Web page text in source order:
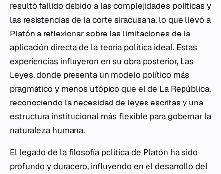
resultó fallido debido a las complejidades políticas y
las resistencias de la corte siracusana, lo que llevó a
Platón a reflexionar sobre las limitaciones de la
aplicación directa de la teoría política ideal. Estas
experiencias influyeron en su obra posterior, Las
Leyes, donde presenta un modelo político más
pragmático y menos utópico que el de La República,
reconociendo la necesidad de leyes escritas y una
estructura institucional más flexible para gobernar la
naturaleza humana.
El legado de la filosofía política de Platón ha sido
profundo y duradero, influyendo en el desarrollo del